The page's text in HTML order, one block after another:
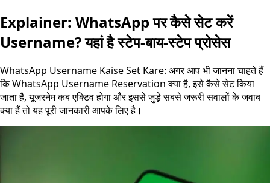
Explainer: WhatsApp पर कैसे सेट करें
Username? यहां है स्टेप-बाय-स्टेप प्रोसेस
WhatsApp Username Kaise Set Kare: अगर आप भी जानना चाहते हैं
कि WhatsApp Username Reservation क्या है, इसे कैसे सेट किया
जाता है, यूजरनेम कब एक्टिव होगा और इससे जुड़े सबसे जरूरी सवालों के जवाब
क्या हैं तो यह पूरी जानकारी आपके लिए है।